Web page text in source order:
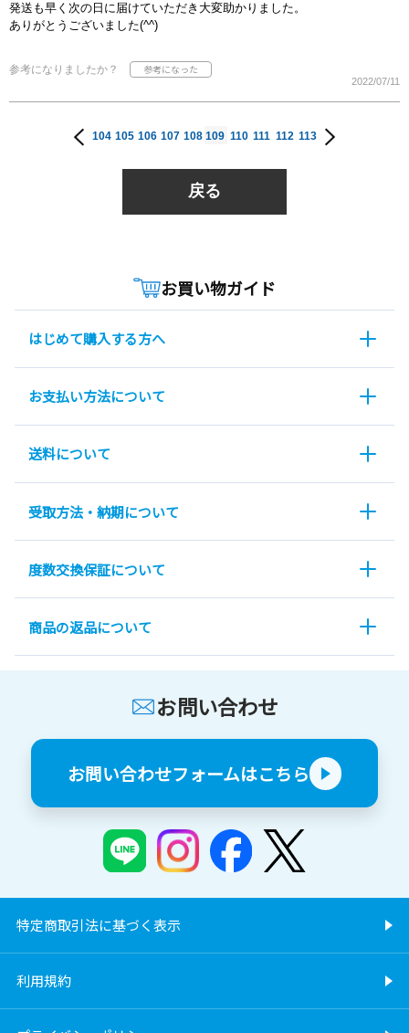
発送も早く次の日に届けていただき大変助かりました。
ありがとうございました(^^)
参考になりましたか？
2022/07/11
104 105 106 107 108 109 110 111 112 113
戻る
お買い物ガイド
はじめて購入する方へ
お支払い方法について
送料について
受取方法・納期について
度数交換保証について
商品の返品について
お問い合わせ
お問い合わせフォームはこちら
特定商取引法に基づく表示
利用規約